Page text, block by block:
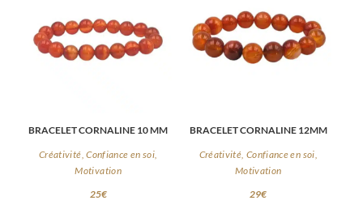
BRACELET CORNALINE 10 MM
Créativité, Confiance en soi,
Motivation
25€
BRACELET CORNALINE 12MM
Créativité, Confiance en soi,
Motivation
29€